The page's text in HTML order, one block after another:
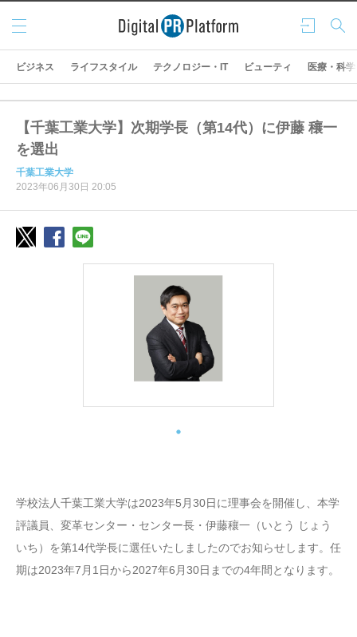
ログ
イン
検索
メニ
ュー
ビジネス ライフスタイル テクノロジー・IT ビューティ 医療・科学
【千葉工業大学】次期学長（第14代）に伊藤 穰一
を選出
千葉工業大学
2023年06月30日 20:05
学校法人千葉工業大学は2023年5月30日に理事会を開催し、本学
評議員、変革センター・センター長・伊藤穰一（いとう じょう
いち）を第14代学長に選任いたしましたのでお知らせします。任
期は2023年7月1日から2027年6月30日までの4年間となります。